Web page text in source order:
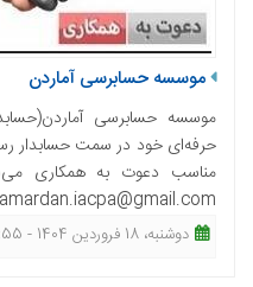
موسسه حسابرسی آماردن
موسسه حسابرسی
حرفه‌ای خود در سمت حسابدار
مناسب دعوت به همکاری
amardan.iacpa@gmail.com یا تماس با شماره 09212404588
دوشنبه، 18 فروردین 1404 - 11:55